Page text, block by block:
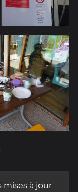
mises à jour